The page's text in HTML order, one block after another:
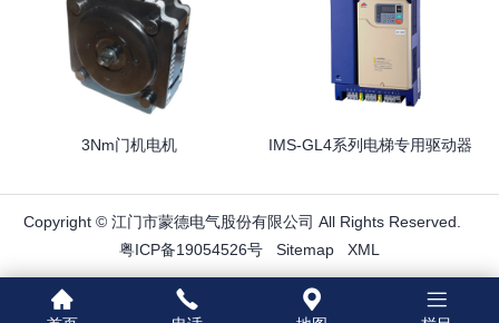
3Nm门机电机 IMS-GL4系列电梯专用驱动器
Copyright © 江门市蒙德电气股份有限公司 All Rights Reserved.
粤ICP备19054526号
Sitemap XML